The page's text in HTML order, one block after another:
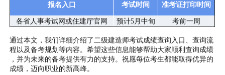
报名入口 考试时间 准考证打印时间
各省人事考试网或住建厅官网 预计5月中旬 考前一周
通过本文，我们详细介绍了二级建造师考试成绩查询入口、查询流
程以及备考规划等内容。希望这些信息能够帮助大家顺利查询成绩
，并为未来的备考提供有力的支持。祝愿每位考生都能取得优异的
成绩，迈向职业的新高峰。